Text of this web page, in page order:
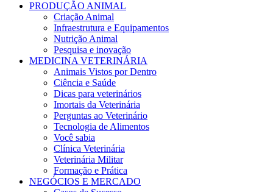
PRODUÇÃO ANIMAL
Criação Animal
Infraestrutura e Equipamentos
Nutrição Animal
Pesquisa e inovação
MEDICINA VETERINÁRIA
Animais Vistos por Dentro
Ciência e Saúde
Dicas para veterinários
Imortais da Veterinária
Perguntas ao Veterinário
Tecnologia de Alimentos
Você sabia
Clínica Veterinária
Veterinária Militar
Formação e Prática
NEGÓCIOS E MERCADO